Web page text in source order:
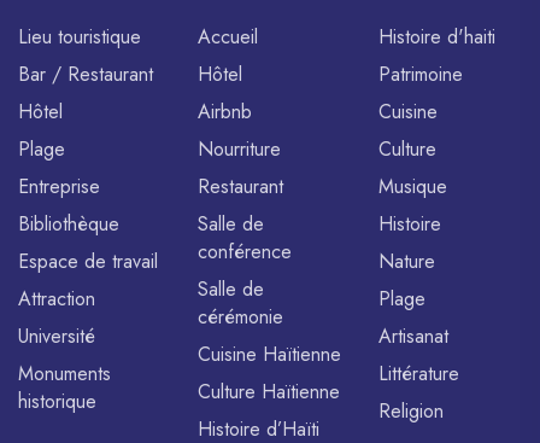
Lieu touristique
Bar / Restaurant
Hôtel
Plage
Entreprise
Bibliothèque
Espace de travail
Attraction
Université
Monuments
historique
Accueil
Hôtel
Airbnb
Nourriture
Restaurant
Salle de
conférence
Salle de
cérémonie
Cuisine Haïtienne
Culture Haïtienne
Histoire d’Haïti
Histoire d'haiti
Patrimoine
Cuisine
Culture
Musique
Histoire
Nature
Plage
Artisanat
Littérature
Religion